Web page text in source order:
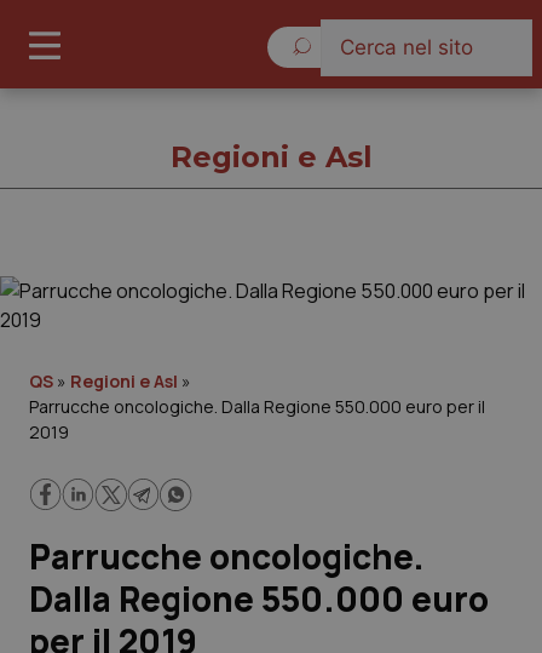
Governo e Parlamento
Regioni e Asl
Lavoro e Professioni
Scienza e Farmaci
Regioni e Asl
QS » Regioni e Asl »
Parrucche oncologiche. Dalla Regione 550.000 euro per il
2019
Parrucche oncologiche.
Dalla Regione 550.000 euro
per il 2019